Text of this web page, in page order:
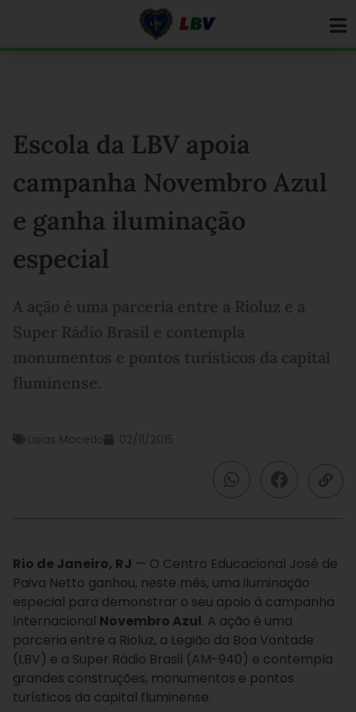
Escola da LBV apoia
campanha Novembro Azul
e ganha iluminação
especial
A ação é uma parceria entre a Rioluz e a
Super Rádio Brasil e contempla
monumentos e pontos turísticos da capital
fluminense.
Lisias Macedo 02/11/2015
Rio de Janeiro, RJ — O Centro Educacional José de
Paiva Netto ganhou, neste mês, uma iluminação
especial para demonstrar o seu apoio à campanha
Internacional Novembro Azul. A ação é uma
parceria entre a Rioluz, a Legião da Boa Vontade
(LBV) e a Super Rádio Brasil (AM-940) e contempla
grandes construções, monumentos e pontos
turísticos da capital fluminense.